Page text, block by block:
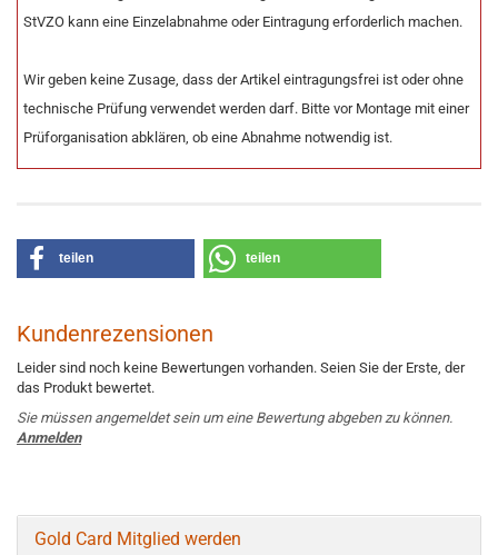
StVZO kann eine Einzelabnahme oder Eintragung erforderlich machen.
Wir geben keine Zusage, dass der Artikel eintragungsfrei ist oder ohne
technische Prüfung verwendet werden darf. Bitte vor Montage mit einer
Prüforganisation abklären, ob eine Abnahme notwendig ist.
teilen teilen
Kundenrezensionen
Leider sind noch keine Bewertungen vorhanden. Seien Sie der Erste, der
das Produkt bewertet.
Sie müssen angemeldet sein um eine Bewertung abgeben zu können.
Anmelden
Gold Card Mitglied werden